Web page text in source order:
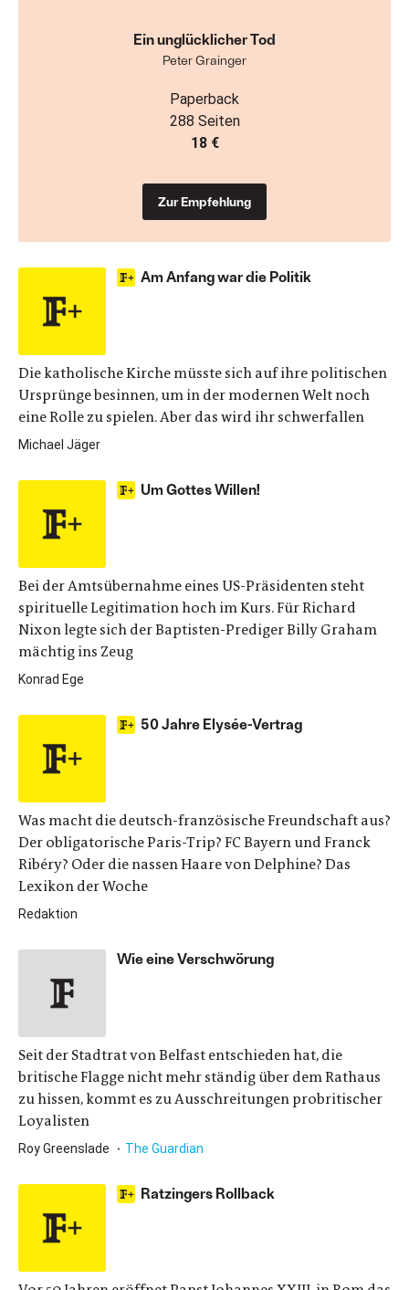
Am Anfang war die Politik
Die katholische Kirche müsste sich auf ihre politischen
Ursprünge besinnen, um in der modernen Welt noch
eine Rolle zu spielen. Aber das wird ihr schwerfallen
Michael Jäger
Um Gottes Willen!
Bei der Amtsübernahme eines US-Präsidenten steht
spirituelle Legitimation hoch im Kurs. Für Richard
Nixon legte sich der Baptisten-Prediger Billy Graham
mächtig ins Zeug
Konrad Ege
50 Jahre Elysée-Vertrag
Was macht die deutsch-französische Freundschaft aus?
Der obligatorische Paris-Trip? FC Bayern und Franck
Ribéry? Oder die nassen Haare von Delphine? Das
Lexikon der Woche
Redaktion
Wie eine Verschwörung
Seit der Stadtrat von Belfast entschieden hat, die
britische Flagge nicht mehr ständig über dem Rathaus
zu hissen, kommt es zu Ausschreitungen probritischer
Loyalisten
Roy Greenslade The Guardian
Ratzingers Rollback
Ein unglücklicher Tod
Peter Grainger
Paperback
288 Seiten
18 €
Zur Empfehlung